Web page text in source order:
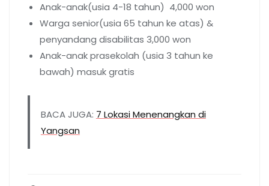
Anak-anak(usia 4-18 tahun) 4,000 won
Warga senior(usia 65 tahun ke atas) &
penyandang disabilitas 3,000 won
Anak-anak prasekolah (usia 3 tahun ke
bawah) masuk gratis
BACA JUGA: 7 Lokasi Menenangkan di
Yangsan